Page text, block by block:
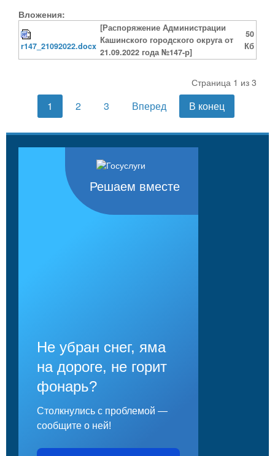
Вложения:
r147_21092022.docx
[Распоряжение Администрации
Кашинского городского округа от
21.09.2022 года №147-р]
50
Кб
Страница 1 из 3
1 2 3 Вперед В конец
Решаем вместе
Не убран снег, яма
на дороге, не горит
фонарь?
Столкнулись с проблемой —
сообщите о ней!